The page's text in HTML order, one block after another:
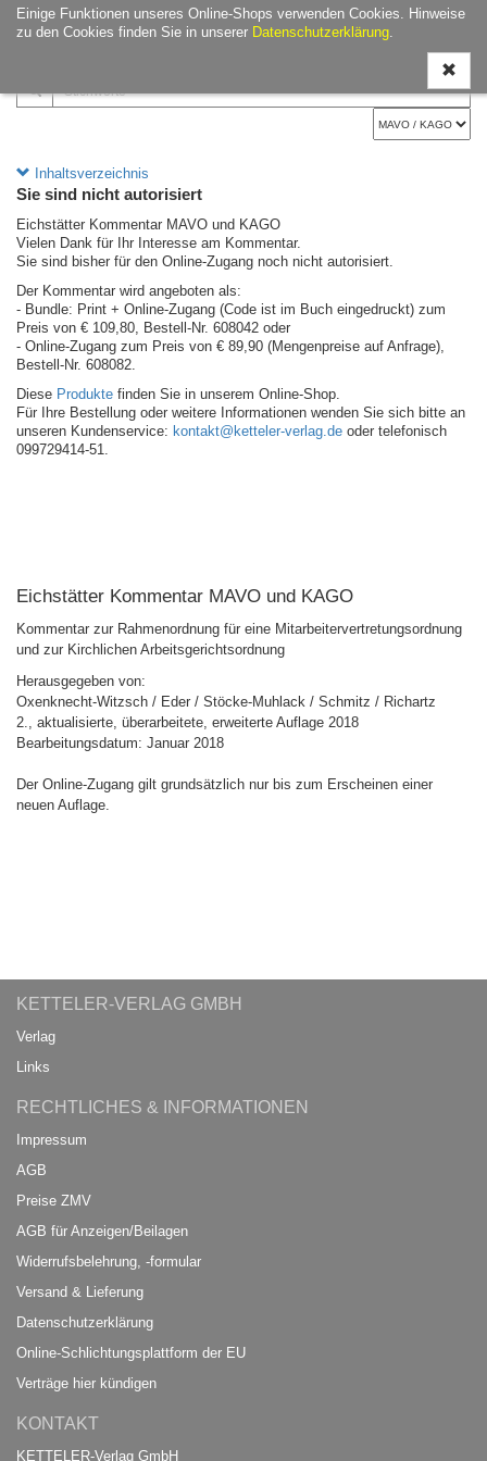
Einige Funktionen unseres Online-Shops verwenden Cookies. Hinweise
zu den Cookies finden Sie in unserer Datenschutzerklärung.
ein-/
Inhaltsverzeichnis
Sie sind nicht autorisiert
Eichstätter Kommentar MAVO und KAGO
Vielen Dank für Ihr Interesse am Kommentar.
Sie sind bisher für den Online-Zugang noch nicht autorisiert.
Der Kommentar wird angeboten als:
- Bundle: Print + Online-Zugang (Code ist im Buch eingedruckt) zum
Preis von € 109,80, Bestell-Nr. 608042 oder
- Online-Zugang zum Preis von € 89,90 (Mengenpreise auf Anfrage),
Bestell-Nr. 608082.
Diese Produkte finden Sie in unserem Online-Shop.
Für Ihre Bestellung oder weitere Informationen wenden Sie sich bitte an
unseren Kundenservice: kontakt@ketteler-verlag.de oder telefonisch
099729414-51.
Eichstätter Kommentar MAVO und KAGO
Kommentar zur Rahmenordnung für eine Mitarbeitervertretungsordnung
und zur Kirchlichen Arbeitsgerichtsordnung
Herausgegeben von:
Oxenknecht-Witzsch / Eder / Stöcke-Muhlack / Schmitz / Richartz
2., aktualisierte, überarbeitete, erweiterte Auflage 2018
Bearbeitungsdatum: Januar 2018
Der Online-Zugang gilt grundsätzlich nur bis zum Erscheinen einer
neuen Auflage.
KETTELER-VERLAG GMBH
Verlag
Links
RECHTLICHES & INFORMATIONEN
Impressum
AGB
Preise ZMV
AGB für Anzeigen/Beilagen
Widerrufsbelehrung, -formular
Versand & Lieferung
Datenschutzerklärung
Online-Schlichtungsplattform der EU
Verträge hier kündigen
KONTAKT
KETTELER-Verlag GmbH